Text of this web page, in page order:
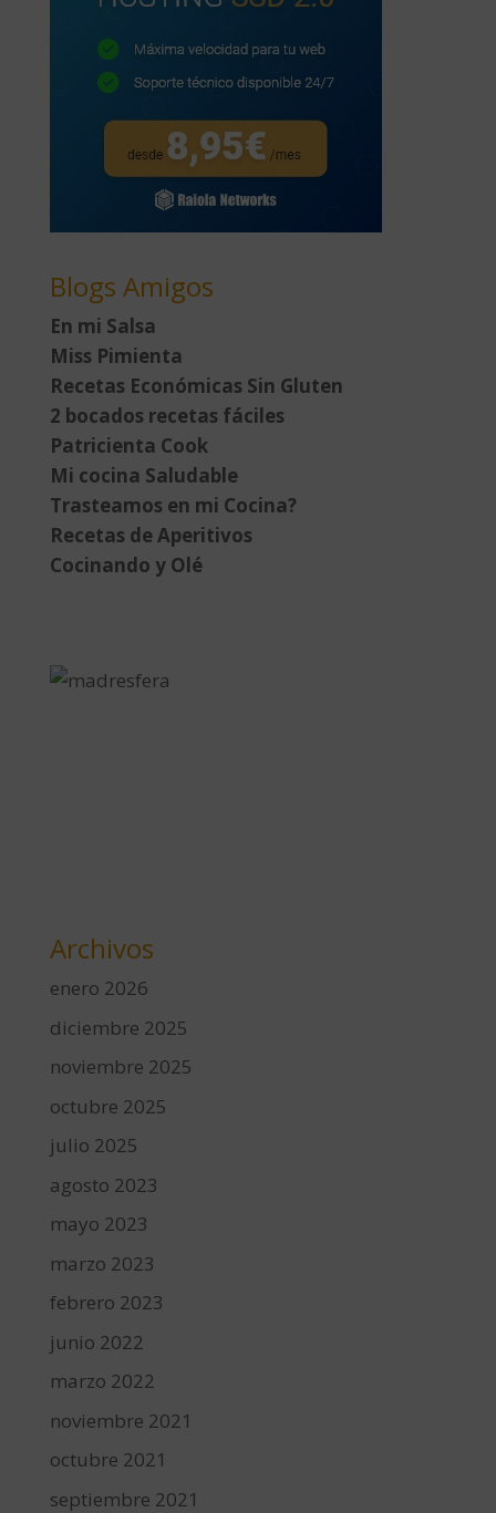
Blogs Amigos
En mi Salsa
Miss Pimienta
Recetas Económicas Sin Gluten
2 bocados recetas fáciles
Patricienta Cook
Mi cocina Saludable
Trasteamos en mi Cocina?
Recetas de Aperitivos
Cocinando y Olé
Archivos
enero 2026
diciembre 2025
noviembre 2025
octubre 2025
julio 2025
agosto 2023
mayo 2023
marzo 2023
febrero 2023
junio 2022
marzo 2022
noviembre 2021
octubre 2021
septiembre 2021